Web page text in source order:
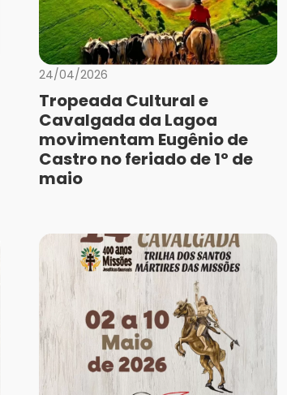
24/04/2026
Tropeada Cultural e
Cavalgada da Lagoa
movimentam Eugênio de
Castro no feriado de 1º de
maio